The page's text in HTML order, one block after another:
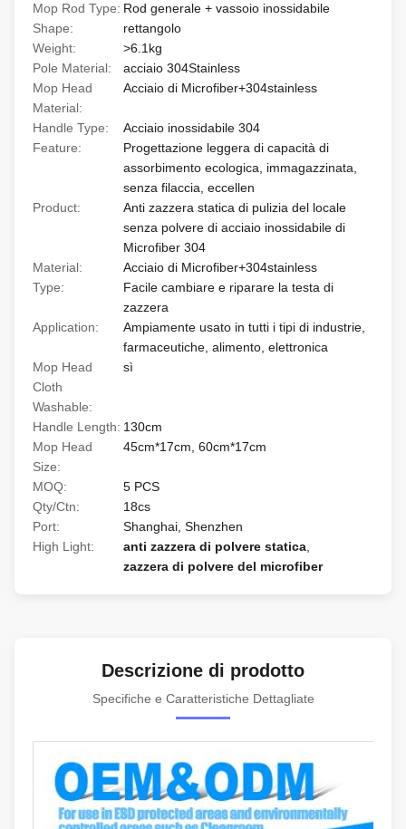
Mop Rod Type: Rod generale + vassoio inossidabile
Shape:
rettangolo
Weight:
>6.1kg
Pole Material:
acciaio 304Stainless
Mop Head
Material:
Acciaio di Microfiber+304stainless
Handle Type:
Acciaio inossidabile 304
Feature:
Progettazione leggera di capacità di
assorbimento ecologica, immagazzinata,
senza filaccia, eccellen
Product:
Anti zazzera statica di pulizia del locale
senza polvere di acciaio inossidabile di
Microfiber 304
Material:
Acciaio di Microfiber+304stainless
Type:
Facile cambiare e riparare la testa di
zazzera
Application:
Ampiamente usato in tutti i tipi di industrie,
farmaceutiche, alimento, elettronica
Mop Head
Cloth
Washable:
sì
Handle Length: 130cm
Mop Head
Size:
45cm*17cm, 60cm*17cm
MOQ:
5 PCS
Qty/Ctn:
18cs
Port:
Shanghai, Shenzhen
High Light:
anti zazzera di polvere statica
zazzera di polvere del microfiber
Descrizione di prodotto
Specifiche e Caratteristiche Dettagliate